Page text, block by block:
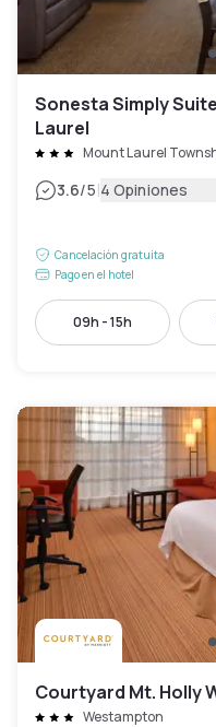
Sonesta Simply
Laurel
Mount Laurel
3.6/5|4 Opiniones
Cancelación gratuita
Pago en el hotel
09h - 15h
Courtyard Mt. Holly
Westampton